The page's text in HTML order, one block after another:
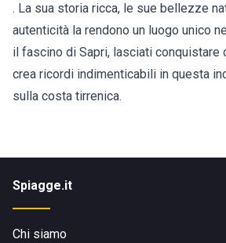
. La sua storia ricca, le sue bellezze
autenticità la rendono un luogo unico
il fascino di Sapri, lasciati conquistare
crea ricordi indimenticabili in questa
sulla costa tirrenica.
Spiagge.it
Chi siamo